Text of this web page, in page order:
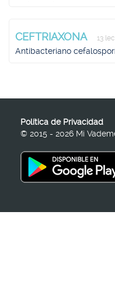
CEFTRIAXONA 13
Antibacteriano
Política de Privacidad
© 2015 - 2026 Mi